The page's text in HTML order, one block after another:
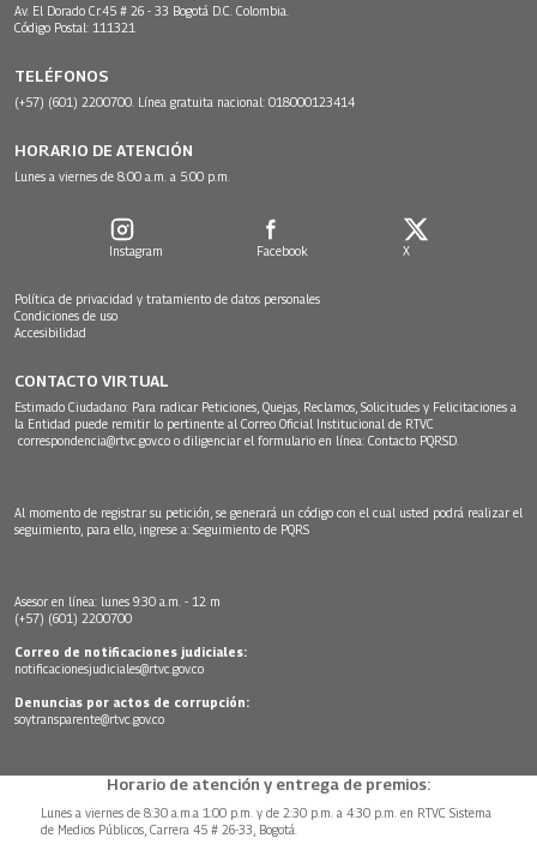
Av. El Dorado Cr.45 # 26 - 33 Bogotá D.C. Colombia.
Código Postal: 111321
TELÉFONOS
(+57) (601) 2200700. Línea gratuita nacional: 018000123414
HORARIO DE ATENCIÓN
Lunes a viernes de 8:00 a.m. a 5:00 p.m.
Instagram Facebook X
Política de privacidad y tratamiento de datos personales
Condiciones de uso
Accesibilidad
CONTACTO VIRTUAL
Estimado Ciudadano: Para radicar Peticiones, Quejas, Reclamos, Solicitudes y Felicitaciones a
la Entidad puede remitir lo pertinente al Correo Oficial Institucional de RTVC
correspondencia@rtvc.gov.co o diligenciar el formulario en línea: Contacto PQRSD.
Al momento de registrar su petición, se generará un código con el cual usted podrá realizar el
seguimiento, para ello, ingrese a: Seguimiento de PQRS
Asesor en línea: lunes 9:30 a.m. - 12 m
(+57) (601) 2200700
Correo de notificaciones judiciales:
notificacionesjudiciales@rtvc.gov.co
Denuncias por actos de corrupción:
soytransparente@rtvc.gov.co
Horario de atención y entrega de premios:
Lunes a viernes de 8:30 a.m.a 1:00 p.m. y de 2:30 p.m. a 4:30 p.m. en RTVC Sistema
de Medios Públicos, Carrera 45 # 26-33, Bogotá.